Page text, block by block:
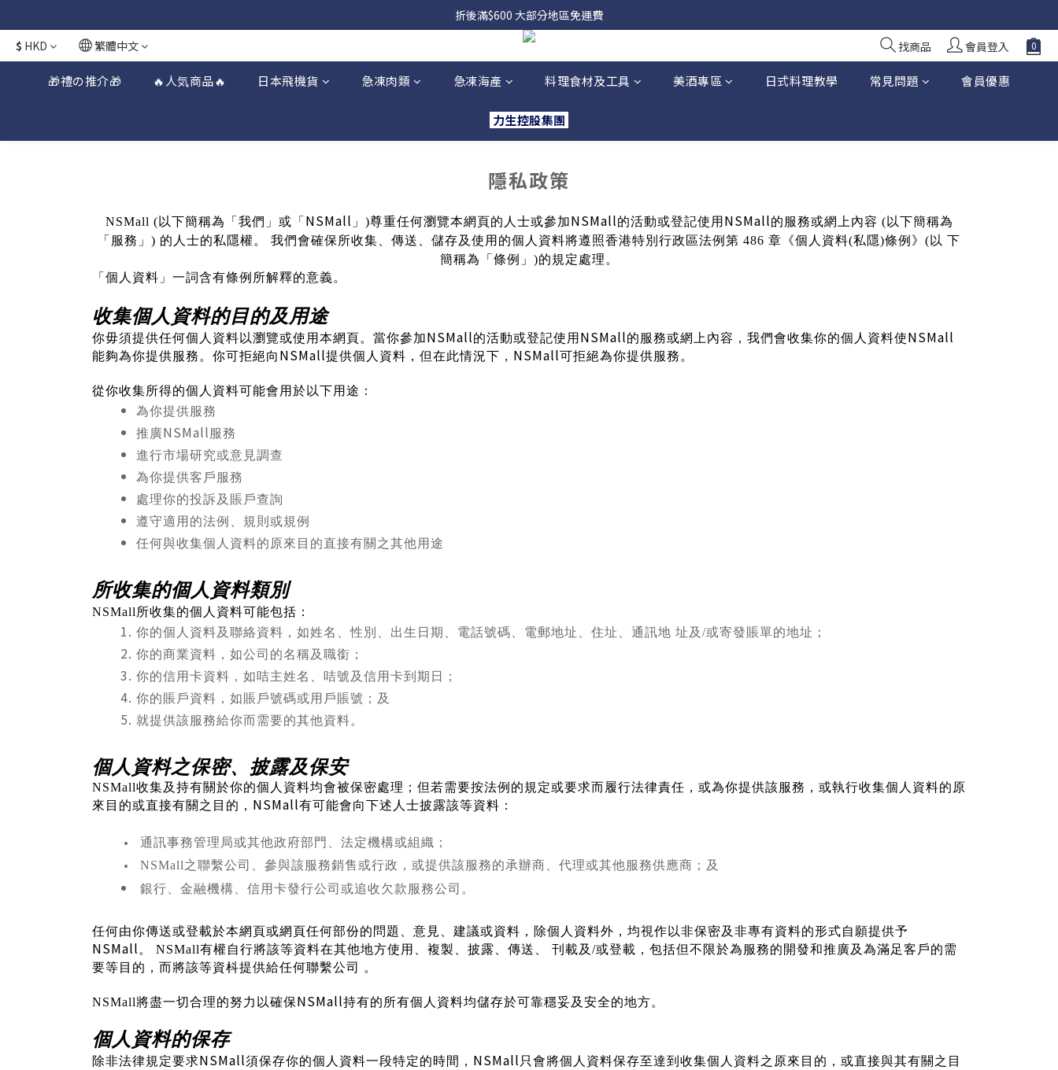
折後滿$600 大部分地區免運費
$ HKD 繁體中文 找商品 會員登入
🎁禮の推介🎁 🔥人気商品🔥 日本飛機貨 急凍肉類 急凍海產 料理食材及工具 美酒專區 日式料理教學 常見問題 會員優惠
力生控股集團
隱私政策
NSMall ( 以下簡稱為「我們」或「 NSMall 」 )尊重任何瀏覽本網頁的人士或參加NSMall的活動或登記使用 NSMall的服務或網上內容 ( 以下簡稱為
「服務」 ) 的人士的私隱權。 我們會確保所收集、傳送、儲存及使用的個人資料將遵照香港特別行政區法例第 486 章《個人資料(私隱)條例》 ( 以 下
簡稱為「條例」 )的規定處理。
「個人資料」一詞含有條例所解釋的意義。
收集個人資料的目的及用途
你毋須提供任何個人資料以瀏覽或使用本網頁。當你參加NSMall的活動或登記使用 NSMall的服務或網 上內容，我們會收集你的個人資料使NSMall
能夠為你提供服務。你可拒絕向 NSMall提供個人資料，但在此情況下， NSMall可拒絕為你提供服務。
從你收集所得的個人資料可能會用於以下用途：
為你提供服務
推廣NSMall 服務
進行市場研究或意見調查
為你提供客戶服務
處理你的投訴及賬戶查詢
遵守適用的法例、規則或規例
任何與收集個人資料的原來目的直接有關之其他用途
所收集的個人資料類別
NSMall 所收集的個人資料可能包括：
你的個人資料及聯絡資料，如姓名、性別、出生日期、電話號碼、電郵地址、住址、通訊地 址及 /或寄發賬單的地址；
你的商業資料，如公司的名稱及職銜；
你的信用卡資料，如咭主姓名、咭號及信用卡到期日；
你的賬戶資料，如賬戶號碼或用戶賬號；及
就提供該服務給你而需要的其他資料。
個人資料之保密、披露及保安
NSMall收集及持有關於你的個人資料均會被保密處理；但若需要按法例的規定或要求而履行法律責任，或為你提供該服務，或執行收集個人資料的原
來目的或直接有關之目的， NSMall有可能會向下述人士披露該等資料：
通訊事務管理局或其他政府部門、法定機構或組織；
NSMall之聯繫公司、參與該服務銷售或行政，或提供該服務的承辦商、代理或其他服務供應商；及
銀行、金融機構、信用卡發行公司或追收欠款服務公司。
任何由你傳送或登載於本網頁或網頁任何部份的問題、意見、建議或資料，除個人資料外，均視作以非保密及非專有資料的形式自願提供予
NSMall 。 NSMall有權自行將該等資料在其他地方使用、複製、披露、傳送、 刊載及 /或登載，包括但不限於為服務的開發和推廣及為滿足客戶的需
要等目的，而將該等資枓提供給任何聯繫公司
。
NSMall將盡一切合理的努力以確保NSMall持有的所有個人資料均儲存於可靠穩妥及安全的地方。
個人資料的保存
除非法律規定要求NSMall須保存你的個人資料一段特定的時間， NSMall 只會將個人資料保存至達到收集個人資料之原來目的，或直接與其有關之目